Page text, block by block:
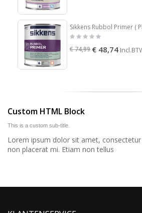
Sikkens Rubbol Primer (
€ 74,99 € 48,74
Custom HTML Block
This is a custom sub-title.
Lorem ipsum dolor sit amet, consectetur
non placerat mi. Etiam non tellus